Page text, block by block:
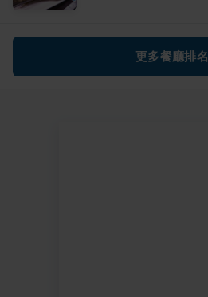
更多餐廳排名